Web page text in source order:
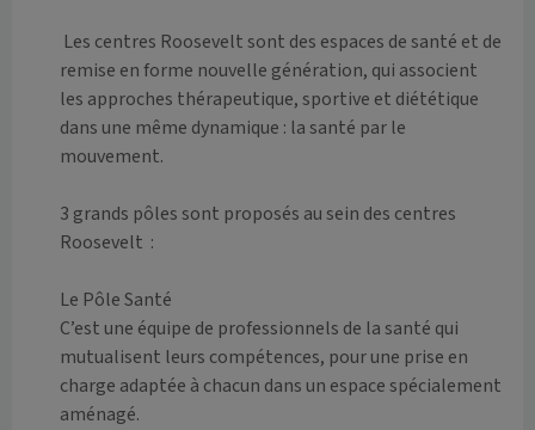
remise en forme nouvelle génération, qui associent
les approches thérapeutique, sportive et diététique
dans une même dynamique : la santé par le
mouvement.
3 grands pôles sont proposés au sein des centres
Roosevelt  :
Le Pôle Santé
C’est une équipe de professionnels de la santé qui
mutualisent leurs compétences, pour une prise en
charge adaptée à chacun dans un espace spécialement
aménagé.